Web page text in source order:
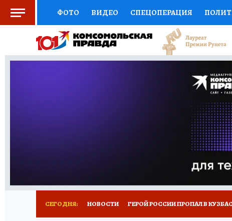
ФОТО ВИДЕО СПЕЦОПЕРАЦИЯ
СОЦПОДДЕРЖКА НАУКА СПОРТ
ВЫБОР ЭКСПЕРТОВ ДОКТОР ФИНАНСЫ
ПРОГНОЗЫ НА СПОРТ
НОВОЕ НА САЙТЕ
СЕГОДНЯ: НОВОСТИ ГЕРОЙ РОССИИ ПРОПАЛ В